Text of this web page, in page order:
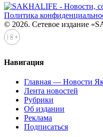
Политика
© 2026. Сетевое издание
Навигация
Главная — Новости
Лента новостей
Рубрики
Об издании
Реклама
Подписаться